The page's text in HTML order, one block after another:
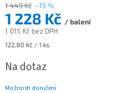
1 449 Kč –15 %
1 228 Kč / balení
1 015 Kč bez DPH
Měrná
122,80 Kč / 1 ks
Na dotaz
Možnosti doručení